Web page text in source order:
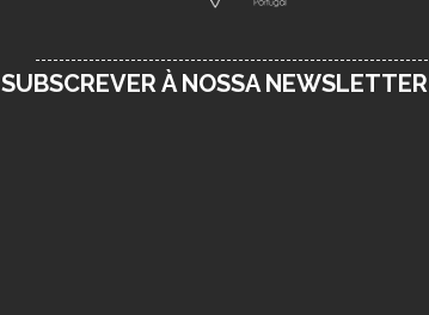
SUBSCREVER À NOSSA NEWSLETTER